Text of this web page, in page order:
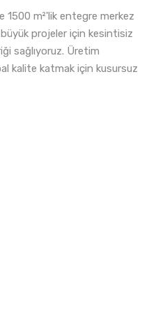
1500 m²'lik entegre merkez
projeler için kesintisiz
sağlıyoruz. Üretim
kalite katmak için kusursuz